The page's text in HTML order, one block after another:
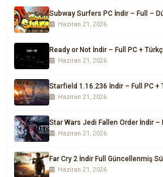
Subway Surfers PC İndir – Full –
Haziran 21, 2026
Ready or Not İndir – Full PC +
Haziran 21, 2026
Starfield 1.16.236 İndir – Full PC +
Haziran 21, 2026
Star Wars Jedi Fallen Order İndir –
Haziran 21, 2026
Far Cry 2 İndir Full Güncellenmiş
Haziran 21, 2026